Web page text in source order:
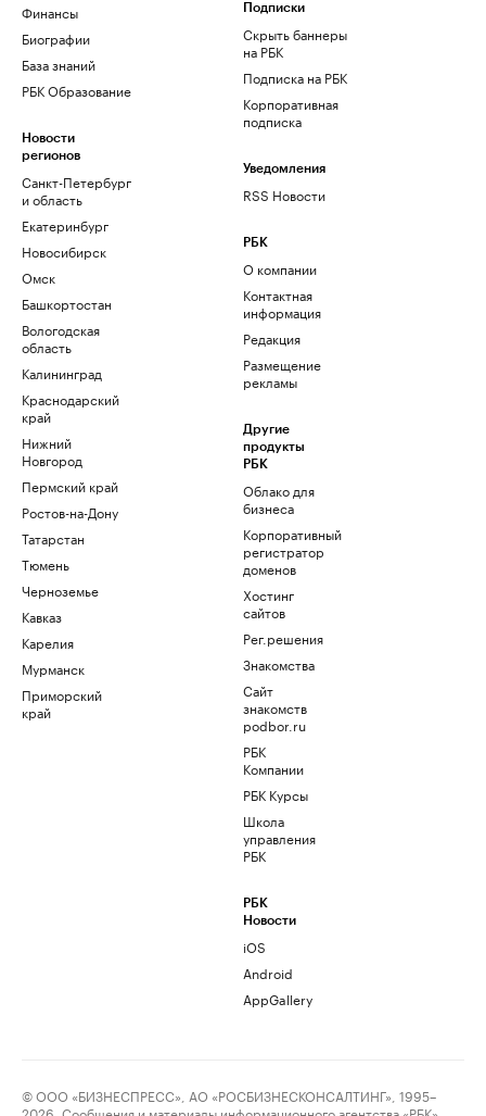
Финансы
Биографии
База знаний
РБК Образование
Новости
регионов
Санкт-Петербург
и область
Екатеринбург
Новосибирск
Омск
Башкортостан
Вологодская
область
Калининград
Краснодарский
край
Нижний
Новгород
Пермский край
Ростов-на-Дону
Татарстан
Тюмень
Черноземье
Кавказ
Карелия
Мурманск
Приморский
край
Подписки
Скрыть баннеры
на РБК
Подписка на РБК
Корпоративная
подписка
Уведомления
RSS Новости
РБК
О компании
Контактная
информация
Редакция
Размещение
рекламы
Другие
продукты
РБК
Облако для
бизнеса
Корпоративный
регистратор
доменов
Хостинг
сайтов
Рег.решения
Знакомства
Сайт
знакомств
podbor.ru
РБК
Компании
РБК Курсы
Школа
управления
РБК
РБК
Новости
iOS
Android
AppGallery
© ООО «БИЗНЕСПРЕСС», АО «РОСБИЗНЕСКОНСАЛТИНГ», 1995–